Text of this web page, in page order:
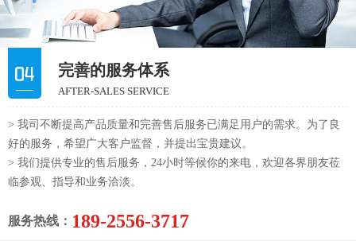
完善的服务体系
AFTER-SALES SERVICE
> 我司不断提高产品质量和完善售后服务已满足用户的需求。为了良
好的服务，希望广大客户监督，并提出宝贵建议。
> 我们提供专业的售后服务，24小时等候你的来电，欢迎各界朋友莅
临参观、指导和业务洽淡。
服务热线： 189-2556-3717